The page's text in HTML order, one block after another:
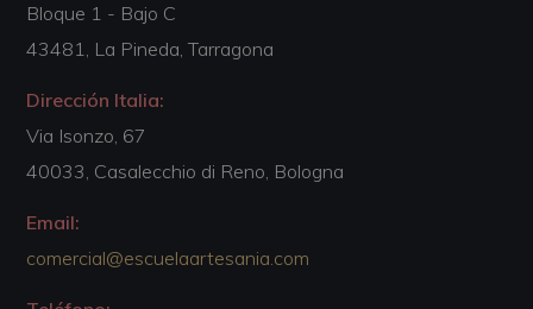
Bloque 1 - Bajo C
43481, La Pineda, Tarragona
Dirección Italia:
Via Isonzo, 67
40033, Casalecchio di Reno, Bologna
Email:
comercial@escuelaartesania.com